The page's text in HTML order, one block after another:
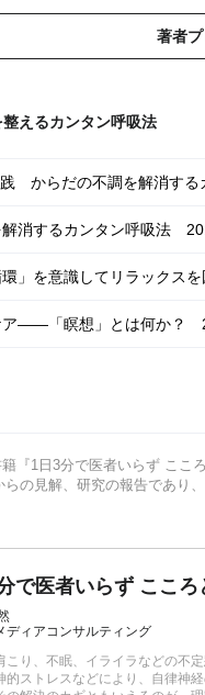
著者
えるカンタン呼吸法
践 からだの不調を解消する
消するカンタン呼吸法
」を意識してリラックス
ア――「瞑想」とは何か？
『1日3分で医者いらず ここ
の見解、研究の報告であり
で医者いらず こころ
ディアコンサルティング
こり、不眠、イライラなどの不
的ストレスなどにより、自律神